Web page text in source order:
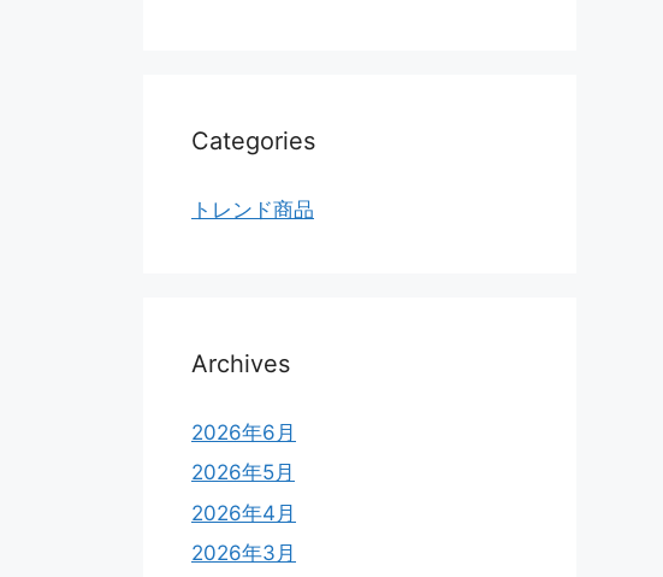
Categories
トレンド商品
Archives
2026年6月
2026年5月
2026年4月
2026年3月